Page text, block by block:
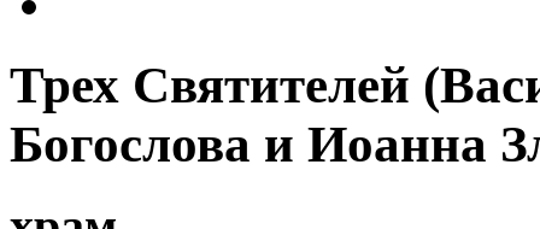
Трех Святителей
Богослова и Иоанна